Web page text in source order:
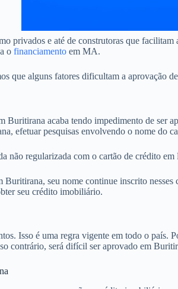
privados e até de construtoras que
o financiamento em MA.
que alguns fatores dificultam a aprovação
acaba tendo impedimento de ser
efetuar pesquisas envolvendo o nome do
não regularizada com o cartão de crédito
seu nome continue inscrito
seu crédito imobiliário.
Isso é uma regra vigente em todo o
contrário, será difícil ser aprovado em